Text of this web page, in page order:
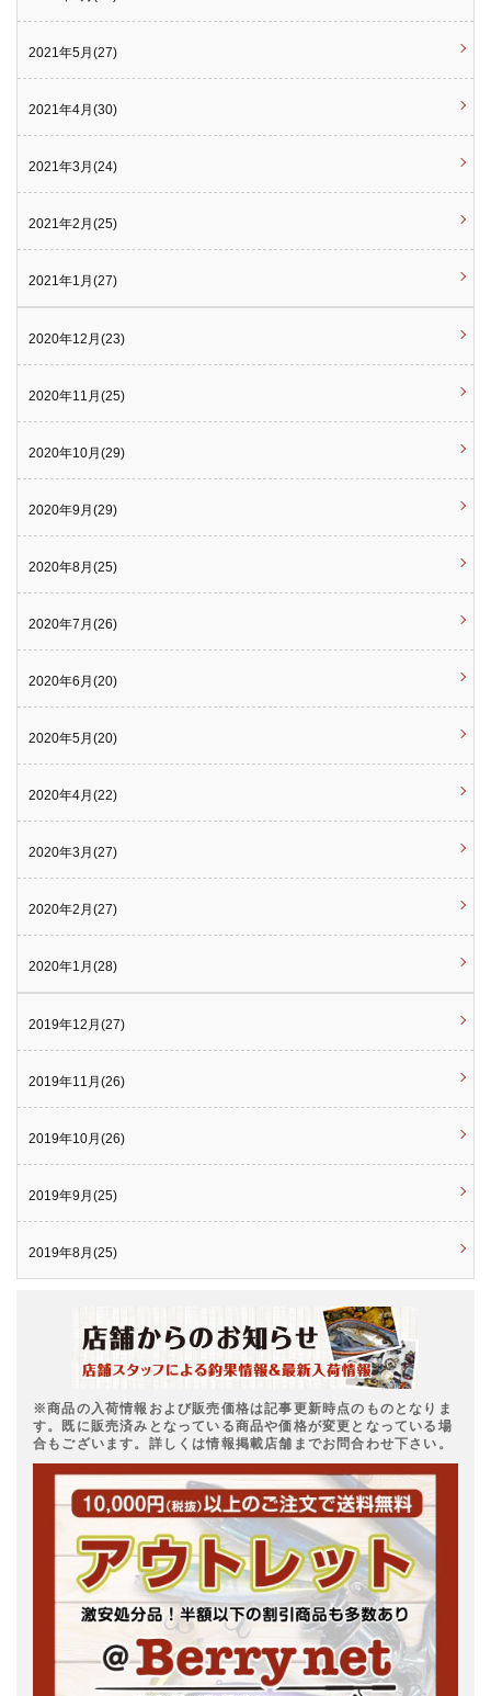
2021年5月(27)
2021年4月(30)
2021年3月(24)
2021年2月(25)
2021年1月(27)
2020年12月(23)
2020年11月(25)
2020年10月(29)
2020年9月(29)
2020年8月(25)
2020年7月(26)
2020年6月(20)
2020年5月(20)
2020年4月(22)
2020年3月(27)
2020年2月(27)
2020年1月(28)
2019年12月(27)
2019年11月(26)
2019年10月(26)
2019年9月(25)
2019年8月(25)
※商品の入荷情報および販売価格は記事更新時点のものとなりま
す。既に販売済みとなっている商品や価格が変更となっている場
合もございます。詳しくは情報掲載店舗までお問合わせ下さい。